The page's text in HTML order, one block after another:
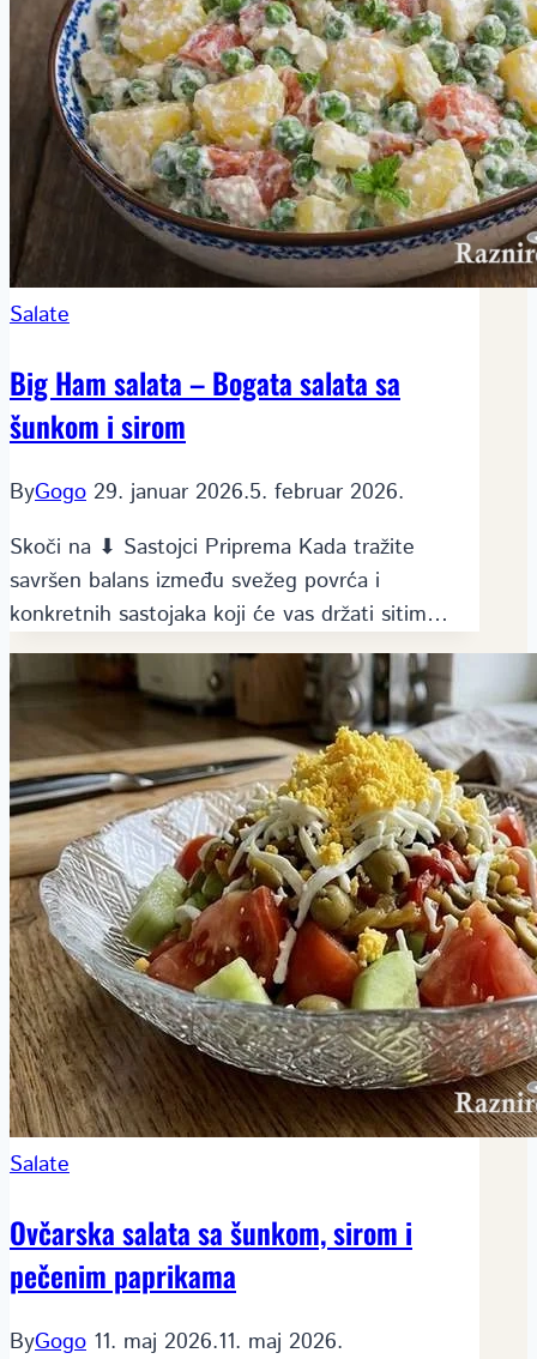
Salate
Big Ham salata – Bogata salata sa
šunkom i sirom
ByGogo 29. januar 2026.5. februar 2026.
Skoči na ⬇ Sastojci Priprema Kada tražite
savršen balans između svežeg povrća i
konkretnih sastojaka koji će vas držati sitim…
Salate
Ovčarska salata sa šunkom, sirom i
pečenim paprikama
ByGogo 11. maj 2026.11. maj 2026.